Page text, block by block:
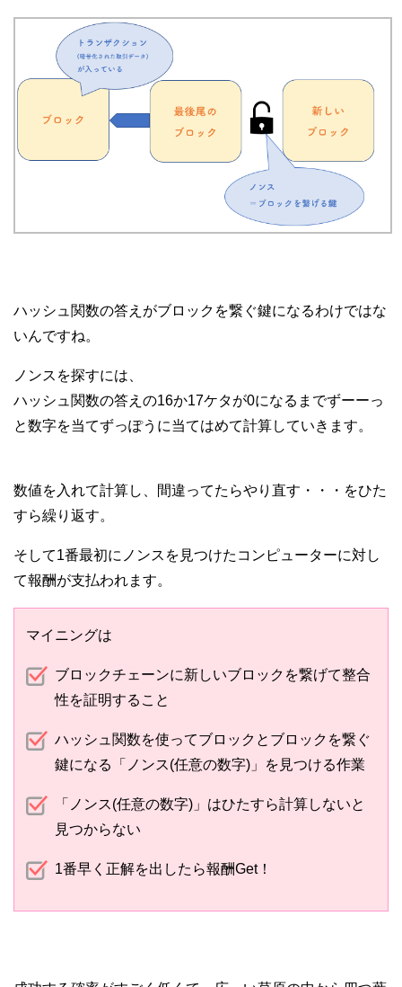
ハッシュ関数の答えがブロックを繋ぐ鍵になるわけではな
いんですね。
ノンスを探すには、
ハッシュ関数の答えの16か17ケタが0になるまでずーーっ
と数字を当てずっぽうに当てはめて計算していきます。
数値を入れて計算し、間違ってたらやり直す・・・をひた
すら繰り返す。
そして1番最初にノンスを見つけたコンピューターに対し
て報酬が支払われます。
マイニングは
ブロックチェーンに新しいブロックを繋げて整合
性を証明すること
ハッシュ関数を使ってブロックとブロックを繋ぐ
鍵になる「ノンス(任意の数字)」を見つける作業
「ノンス(任意の数字)」はひたすら計算しないと
見つからない
1番早く正解を出したら報酬Get！